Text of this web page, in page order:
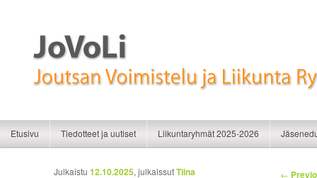
JoVoLi | Joutsan Voimistelu ja
Siirry sisältöön
Siirry toissijaiseen sisältöön
Etusivu Tiedotteet ja uutiset Liikuntaryhmät 2025-2026
Artikkelien selaus ←
Julkaistu 12.10.2025, julkaissutTiina